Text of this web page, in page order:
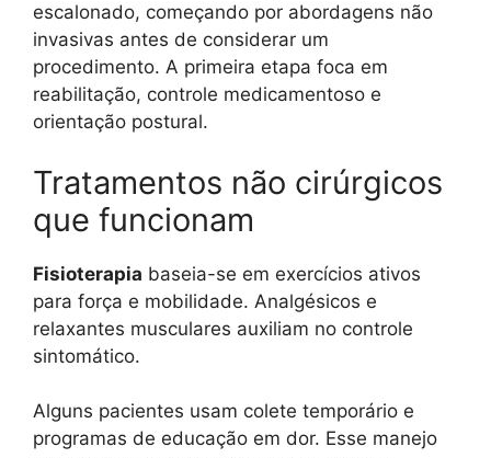
escalonado, começando por abordagens não
invasivas antes de considerar um
procedimento. A primeira etapa foca em
reabilitação, controle medicamentoso e
orientação postural.
Tratamentos não cirúrgicos
que funcionam
Fisioterapia baseia-se em exercícios ativos
para força e mobilidade. Analgésicos e
relaxantes musculares auxiliam no controle
sintomático.
Alguns pacientes usam colete temporário e
programas de educação em dor. Esse manejo